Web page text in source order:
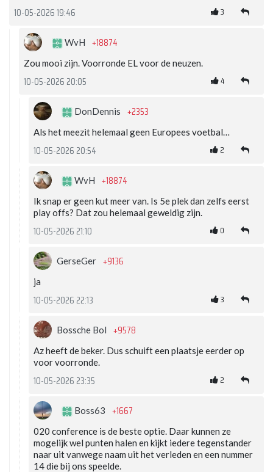
10-05-2026 19:46 3
WvH +18874
Zou mooi zijn. Voorronde EL voor de neuzen.
10-05-2026 20:05 4
DonDennis +2353
Als het meezit helemaal geen Europees voetbal…
10-05-2026 20:54 2
WvH +18874
Ik snap er geen kut meer van. Is 5e plek dan zelfs eerst
play offs? Dat zou helemaal geweldig zijn.
10-05-2026 21:10 0
GerseGer +9136
ja
10-05-2026 22:13 3
Bossche Bol +9578
Az heeft de beker. Dus schuift een plaatsje eerder op
voor voorronde.
10-05-2026 23:35 2
Boss63 +1667
020 conference is de beste optie. Daar kunnen ze
mogelijk wel punten halen en kijkt iedere tegenstander
naar uit vanwege naam uit het verleden en een nummer
14 die bij ons speelde.